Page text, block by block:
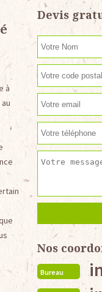
à
Devis
Nos
Bureau